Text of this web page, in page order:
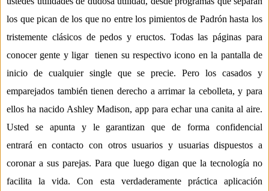
los que pican de los que no entre los pimientos de Padrón hasta los
tristemente clásicos de pedos y eructos. Todas las páginas para
conocer gente y ligar tienen su respectivo icono en la pantalla de
inicio de cualquier single que se precie. Pero los casados y
emparejados también tienen derecho a arrimar la cebolleta, y para
ellos ha nacido Ashley Madison, app para echar una canita al aire.
Usted se apunta y le garantizan que de forma confidencial
entrará en contacto con otros usuarios y usuarias dispuestos a
coronar a sus parejas. Para que luego digan que la tecnología no
facilita la vida. Con esta verdaderamente práctica aplicación